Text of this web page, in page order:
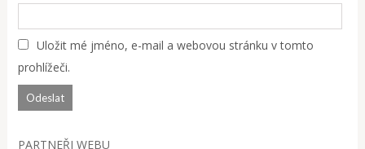
Uložit mé jméno, e-mail a webovou stránku v tomto
prohlížeči.
PARTNEŘI WEBU